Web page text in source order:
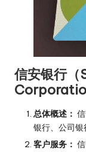
信安银行
总体概述：
银行、公司银
客户服务：